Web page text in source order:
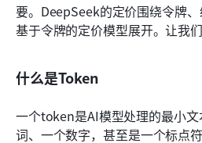
要。DeepSeek的定价围绕令牌
基于令牌的定价模型展开。让我们
什么是Token
一个token是AI模型处理的最小
词、一个数字，甚至是一个标点